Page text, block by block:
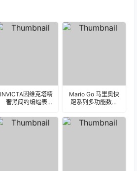
INVICTA因维克塔精
奢黑简约蝙蝠表
Mario Go 马里奥快
跑系列多功能数字